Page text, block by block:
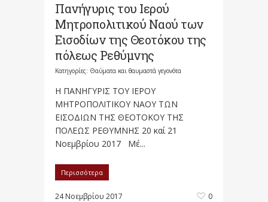
Πανήγυρις του Ιερού
Μητροπολιτικού Ναού των
Εισοδίων της Θεοτόκου της
πόλεως Ρεθύμνης
Κατηγορίες: Θαύματα και θαυμαστά γεγονότα
Η ΠΑΝΗΓΥΡΙΣ ΤΟΥ ΙΕΡΟΥ
ΜΗΤΡΟΠΟΛΙΤΙΚΟΥ ΝΑΟΥ ΤΩΝ
ΕΙΣΟΔΙΩΝ ΤΗΣ ΘΕΟΤΟΚΟΥ ΤΗΣ
ΠΟΛΕΩΣ ΡΕΘΥΜΝΗΣ 20 καί 21
Νοεμβρίου 2017 Μέ...
Περισσότερα
24 Νοεμβρίου 2017 0